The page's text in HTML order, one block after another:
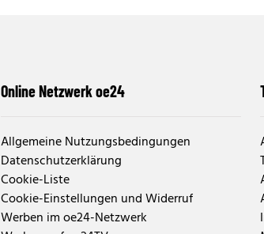
Online Netzwerk oe24
Allgemeine Nutzungsbedingungen
Datenschutzerklärung
Cookie-Liste
Cookie-Einstellungen und Widerruf
Werben im oe24-Netzwerk